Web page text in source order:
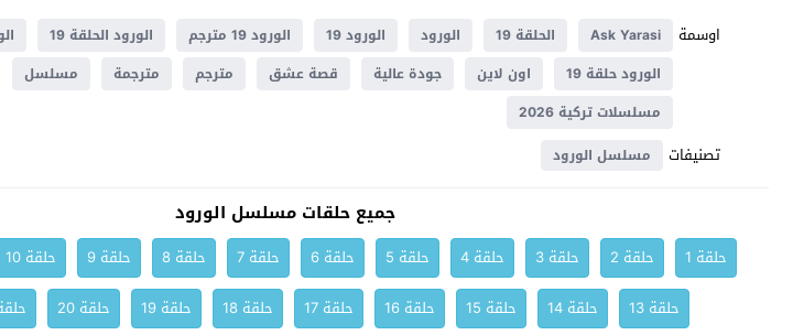
اوسمة
Ask Yarasi الحلقة 19 الورود الورود 19 الورود 19 مترجم الورود الحلقة 19
الورود حلقة 19
اون لاين جودة عالية قصة عشق مترجم مترجمة
مسلسل
مسلسلات تركية 2026
تصنيفات مسلسل الورود
جميع حلقات مسلسل الورود
حلقة 1 حلقة 2 حلقة 3 حلقة 4 حلقة 5 حلقة 6 حلقة 7 حلقة 8 حلقة 9 حلقة 10
حلقة 13
حلقة 14 حلقة 15 حلقة 16 حلقة 17 حلقة 18 حلقة 19 حلقة 20 حلقة